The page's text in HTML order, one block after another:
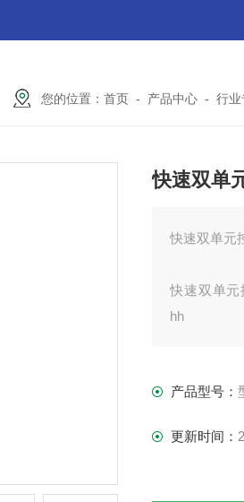
您的位置：首页 - 产品中心 -行
快速双单
快速双单元
快速双单元
hh
产品型号：
更新时间：